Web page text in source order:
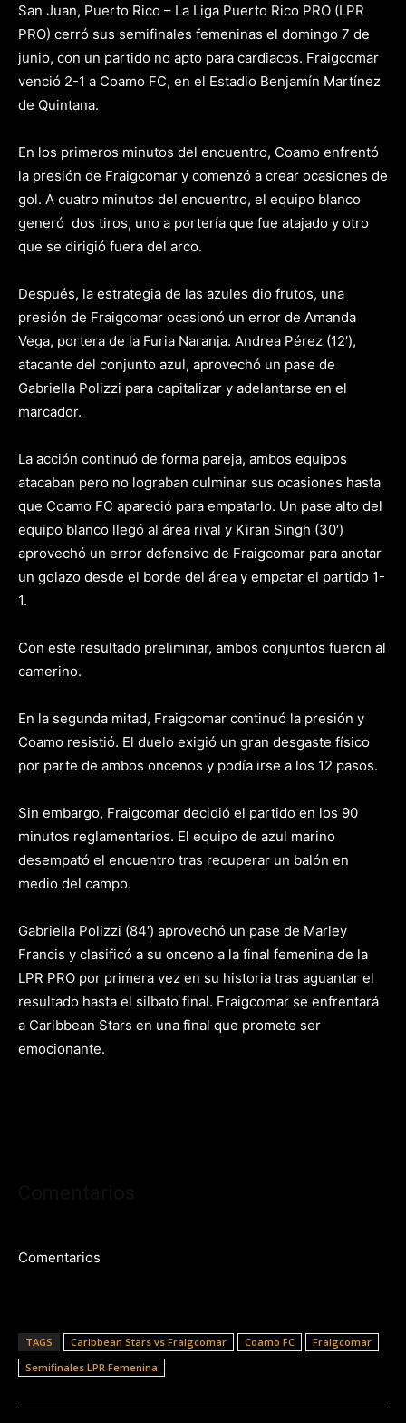
San Juan, Puerto Rico – La Liga Puerto Rico PRO (LPR
PRO) cerró sus semifinales femeninas el domingo 7 de
junio, con un partido no apto para cardiacos. Fraigcomar
venció 2-1 a Coamo FC, en el Estadio Benjamín Martínez
de Quintana.
En los primeros minutos del encuentro, Coamo enfrentó
la presión de Fraigcomar y comenzó a crear ocasiones de
gol. A cuatro minutos del encuentro, el equipo blanco
generó dos tiros, uno a portería que fue atajado y otro
que se dirigió fuera del arco.
Después, la estrategia de las azules dio frutos, una
presión de Fraigcomar ocasionó un error de Amanda
Vega, portera de la Furia Naranja. Andrea Pérez (12′),
atacante del conjunto azul, aprovechó un pase de
Gabriella Polizzi para capitalizar y adelantarse en el
marcador.
La acción continuó de forma pareja, ambos equipos
atacaban pero no lograban culminar sus ocasiones hasta
que Coamo FC apareció para empatarlo. Un pase alto del
equipo blanco llegó al área rival y Kiran Singh (30′)
aprovechó un error defensivo de Fraigcomar para anotar
un golazo desde el borde del área y empatar el partido 1-
1.
Con este resultado preliminar, ambos conjuntos fueron al
camerino.
En la segunda mitad, Fraigcomar continuó la presión y
Coamo resistió. El duelo exigió un gran desgaste físico
por parte de ambos oncenos y podía irse a los 12 pasos.
Sin embargo, Fraigcomar decidió el partido en los 90
minutos reglamentarios. El equipo de azul marino
desempató el encuentro tras recuperar un balón en
medio del campo.
Gabriella Polizzi (84′) aprovechó un pase de Marley
Francis y clasificó a su onceno a la final femenina de la
LPR PRO por primera vez en su historia tras aguantar el
resultado hasta el silbato final. Fraigcomar se enfrentará
a Caribbean Stars en una final que promete ser
emocionante.
Comentarios
TAGS Caribbean Stars vs Fraigcomar Coamo FC
Fraigcomar
Semifinales LPR Femenina